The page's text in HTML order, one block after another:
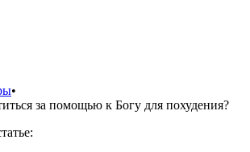
•
за помощью к Богу для похудения?